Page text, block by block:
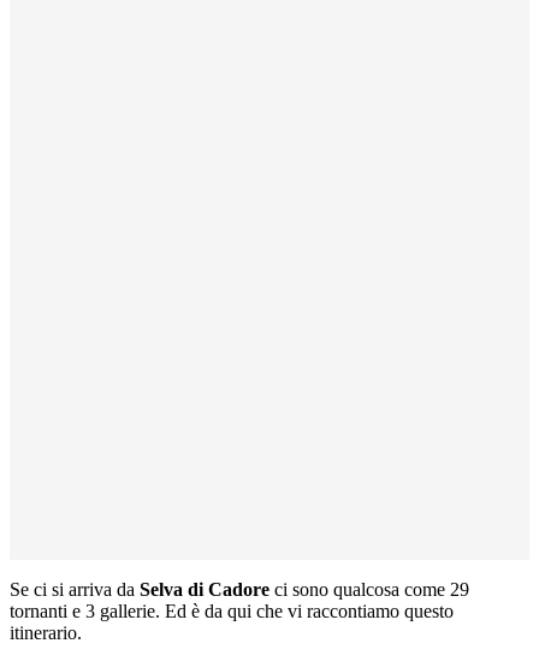
Se ci si arriva da Selva di Cadore ci sono qualcosa come 29
tornanti e 3 gallerie. Ed è da qui che vi raccontiamo questo
itinerario.